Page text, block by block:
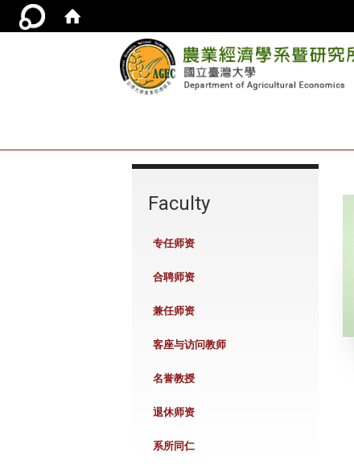
Faculty
专任师资
合聘师资
兼任师资
客座与访问教师
名誉教授
退休师资
系所同仁